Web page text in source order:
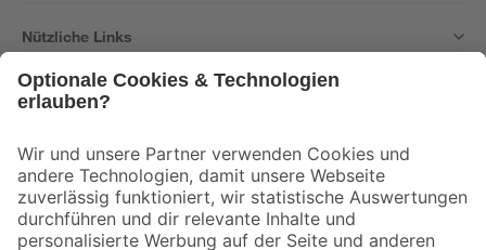
Nützliche Links
Der toom Newsletter: Keine Angebote und Aktionen mehr verpassen!
Zur Newsletter Anmeldung